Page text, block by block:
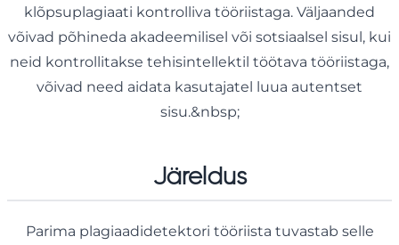
klõpsuplagiaati kontrolliva tööriistaga. Väljaanded
võivad põhineda akadeemilisel või sotsiaalsel sisul, kui
neid kontrollitakse tehisintellektil töötava tööriistaga,
võivad need aidata kasutajatel luua autentset
sisu.&nbsp;
Järeldus
Parima plagiaadidetektori tööriista tuvastab selle